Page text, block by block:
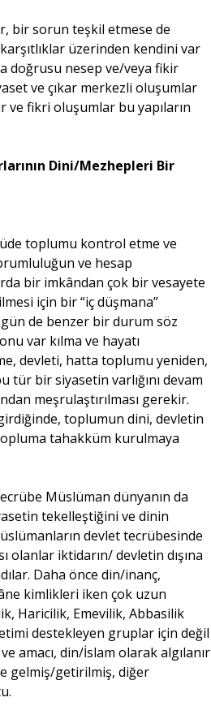
bir sorun teşkil etmese de
üzerinden kendini var
doğrusu nesep ve/veya fikir
ve çıkar merkezli oluşumlar
ve fikri oluşumlar bu yapıların
Dini/Mezhepleri Bir
toplumu kontrol etme ve
ve hesap
bir imkândan çok bir vesayete
için bir “iç düşmana”
de benzer bir durum söz
var kılma ve hayatı
devleti, hatta toplumu yeniden,
tür bir siyasetin varlığını devam
meşrulaştırılması gerekir.
toplumun dini, devletin
tahakküm kurulmaya
Müslüman dünyanın da
tekelleştiğini ve dinin
devlet tecrübesinde
olanlar iktidarın/ devletin dışına
Daha önce din/inanç,
kimlikleri iken çok uzun
Haricilik, Emevilik, Abbasilik
destekleyen gruplar için değil
amacı, din/İslam olarak algılanır
gelmiş/getirilmiş, diğer